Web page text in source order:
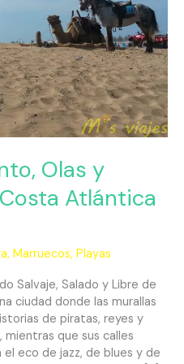
Olas y
Atlántica
, Marruecos, Playas
Salvaje, Salado y Libre de
ciudad donde las murallas
de piratas, reyes y
que sus calles
eco de jazz, de blues y de